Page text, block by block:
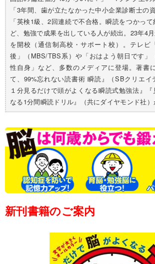
「3年間、歯が立たなかった中小企業診断士の
「英検1級、2回連続で不合格。瞬読をつかっ
ど、勉強で成果を出している人が続出。23年4
を開校（通信制高校・サポート校）。テレビ
後」（MBS/TBS系）や「おはよう朝日です」
性自身」など、多数のメディアに登場。著書
て、99%忘れない読書術 瞬読』（SBクリエイ
１分見るだけで頭がよくなる瞬読式勉強法』『
なる1分間瞬読ドリル』（共にダイヤモンド社）
新刊書籍のご案内